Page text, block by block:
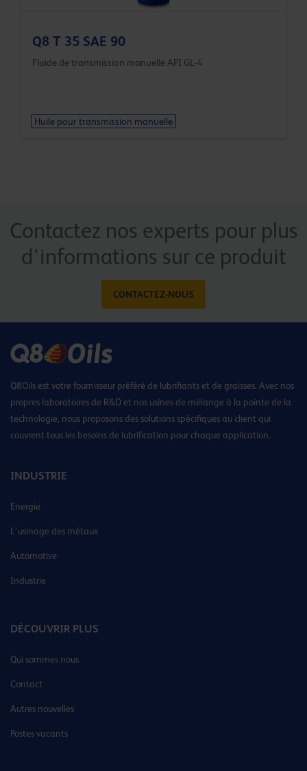
Q8 T 35 SAE 90
Fluide de transmission manuelle API GL-4
Huile pour transmission manuelle
Contactez nos experts pour plus
d'informations sur ce produit
CONTACTEZ-NOUS
Q8Oils est votre fournisseur préféré de lubrifiants et de graisses. Avec nos
propres laboratoires de R&D et nos usines de mélange à la pointe de la
technologie, nous proposons des solutions spécifiques au client qui
couvrent tous les besoins de lubrification pour chaque application.
INDUSTRIE
Energie
L’usinage des métaux
Automotive
Industrie
DÉCOUVRIR PLUS
Qui sommes nous
Contact
Autres nouvelles
Postes vacants